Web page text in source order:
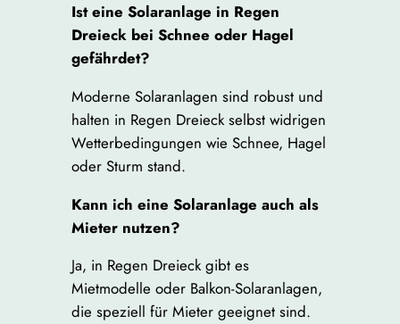
Ist eine Solaranlage in Regen
Dreieck bei Schnee oder Hagel
gefährdet?
Moderne Solaranlagen sind robust und
halten in Regen Dreieck selbst widrigen
Wetterbedingungen wie Schnee, Hagel
oder Sturm stand.
Kann ich eine Solaranlage auch als
Mieter nutzen?
Ja, in Regen Dreieck gibt es
Mietmodelle oder Balkon-Solaranlagen,
die speziell für Mieter geeignet sind.